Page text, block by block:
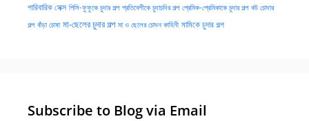
পারিবারিক সেক্স পিসি-ফুফুকে চুদার গল্প প্রতিবেশীকে চুদাচদির গল্প প্রেমিক-প্রেমিকাকে চুদার গল্প বউ চোদার
গল্প বাঁড়া চোষা মা-ছেলের চুদার গল্প মা ও ছেলের চোদন কাহিনী মামিকে চুদার গল্প
Subscribe to Blog via Email